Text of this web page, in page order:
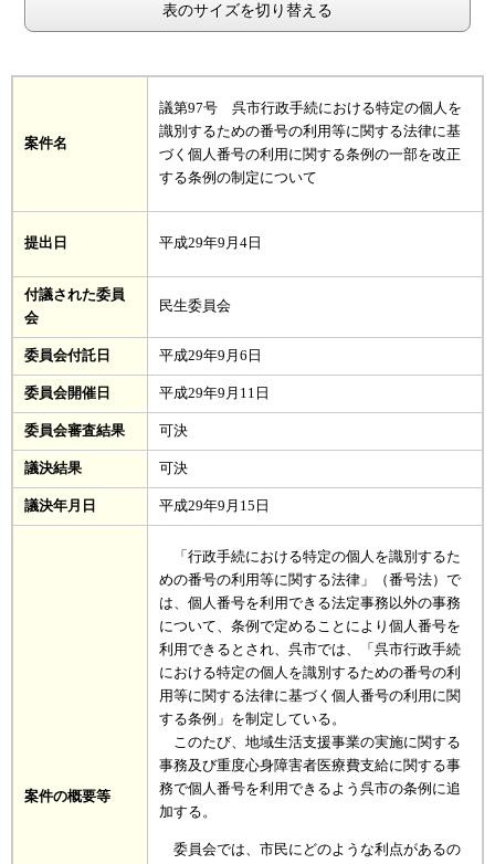
表のサイズを切り替える
案件名
議第97号呉市行政手続における特定の個人を
識別するための番号の利用等に関する法律に基
づく個人番号の利用に関する条例の一部を改正
する条例の制定について
提出日 平成29年9月4 日
付議された委員
会
民生委員会
委員会付託日 平成29年9月6日
委員会開催日 平成29年9月11日
委員会審査結果 可決
議決結果 可決
議決年月日 平成29年9月15日
案件の概要等
「行政手続における特定の個人を識別するた
めの番号の利用等に関する法律」（番号法）で
は、個人番号を利用できる法定事務以外の事務
について、条例で定めることにより個人番号を
利用できるとされ、呉市では、「呉市行政手続
における特定の個人を識別するための番号の利
用等に関する法律に基づく個人番号の利用に関
する条例」を制定している。
このたび、地域生活支援事業の実施に関する
事務及び重度心身障害者医療費支給に関する事
務で個人番号を利用できるよう呉市の条例に追
加する。
委員会では、市民にどのような利点があるの